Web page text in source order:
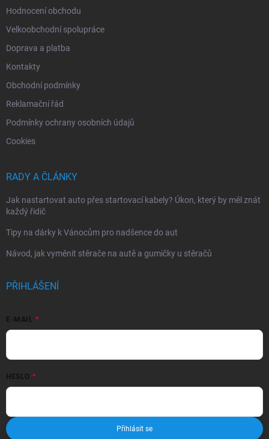
Hodnocení obchodu
Velkoobchodní spolupráce
Doprava a platba
Kontakty
Obchodní podmínky
Reklamační řád
Podmínky ochrany osobních údajů
Cookies
RADY A ČLÁNKY
Jak nastartovat auto přes startovací kabely? Úkon, který by měl znát
každý řidič
Tipy na dárky k Vánocům pro nadšence do aut
Návod, jak vyměnit stěrače na autě a gumičky u stěračů
PŘIHLÁŠENÍ
E-MAIL
HESLO
Přihlásit se